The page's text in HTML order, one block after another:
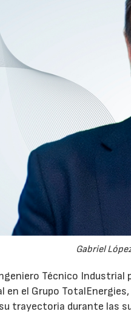
Gabriel
Técnico
en el Grupo
trayectoria durante las